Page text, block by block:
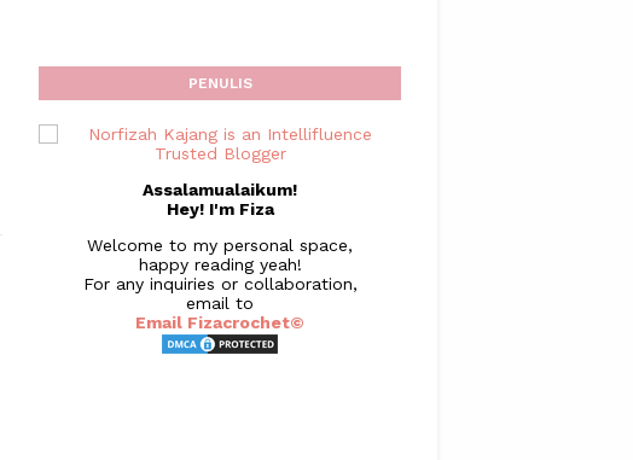
PENULIS
Assalamualaikum!
Hey! I'm Fiza
Welcome to my personal space,
happy reading yeah!
For any inquiries or collaboration,
email to
Email Fizacrochet©